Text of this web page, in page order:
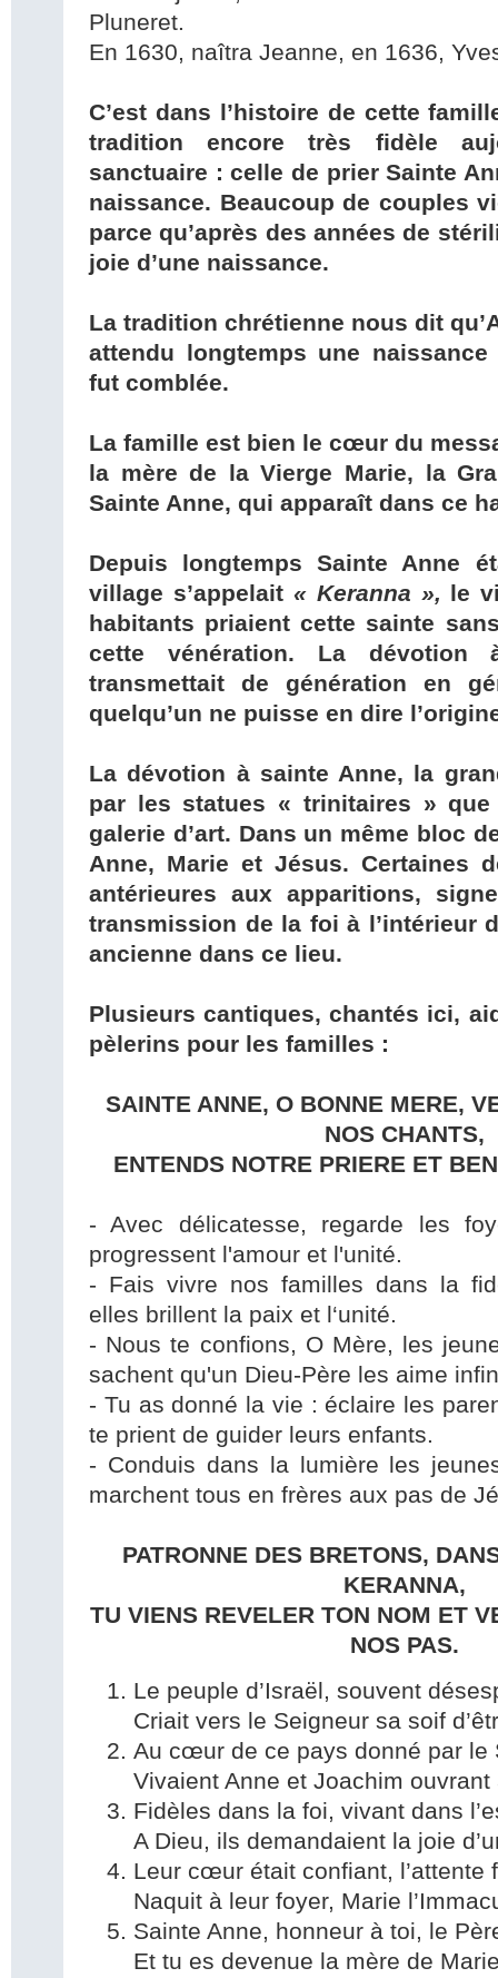
Pluneret.
En 1630, naîtra Jeanne, en 1636,
C’est dans l’histoire de cette
tradition encore très fidèle
sanctuaire : celle de prier Sainte
naissance. Beaucoup de couples
parce qu’après des années de
joie d’une naissance.
La tradition chrétienne nous dit
attendu longtemps une
fut comblée.
La famille est bien le cœur du
la mère de la Vierge Marie, la
Sainte Anne, qui apparaît dans ce
Depuis longtemps Sainte Anne
village s’appelait « Keranna », le
habitants priaient cette sainte
cette vénération. La dévotion
transmettait de génération en
quelqu’un ne puisse en dire
La dévotion à sainte Anne, la
par les statues « trinitaires »
galerie d’art. Dans un même bloc
Anne, Marie et Jésus. Certaines
antérieures aux apparitions,
transmission de la foi à l’intérieur
ancienne dans ce lieu.
Plusieurs cantiques, chantés ici,
pèlerins pour les familles :
SAINTE ANNE, O BONNE MERE,
NOS CHANTS,
ENTENDS NOTRE PRIERE ET
- Avec délicatesse, regarde les
progressent l'amour et l'unité.
- Fais vivre nos familles dans la
elles brillent la paix et l‘unité.
- Nous te confions, O Mère, les
sachent qu'un Dieu-Père les aime
- Tu as donné la vie : éclaire les
te prient de guider leurs enfants.
- Conduis dans la lumière les
marchent tous en frères aux pas de
PATRONNE DES BRETONS,
KERANNA,
TU VIENS REVELER TON NOM ET
NOS PAS.
Le peuple d’Israël, souvent
Criait vers le Seigneur sa soif
Au cœur de ce pays donné par le
Vivaient Anne et Joachim
Fidèles dans la foi, vivant dans
A Dieu, ils demandaient la joie
Leur cœur était confiant, l’attente
Naquit à leur foyer, Marie
Sainte Anne, honneur à toi, le
Et tu es devenue la mère de